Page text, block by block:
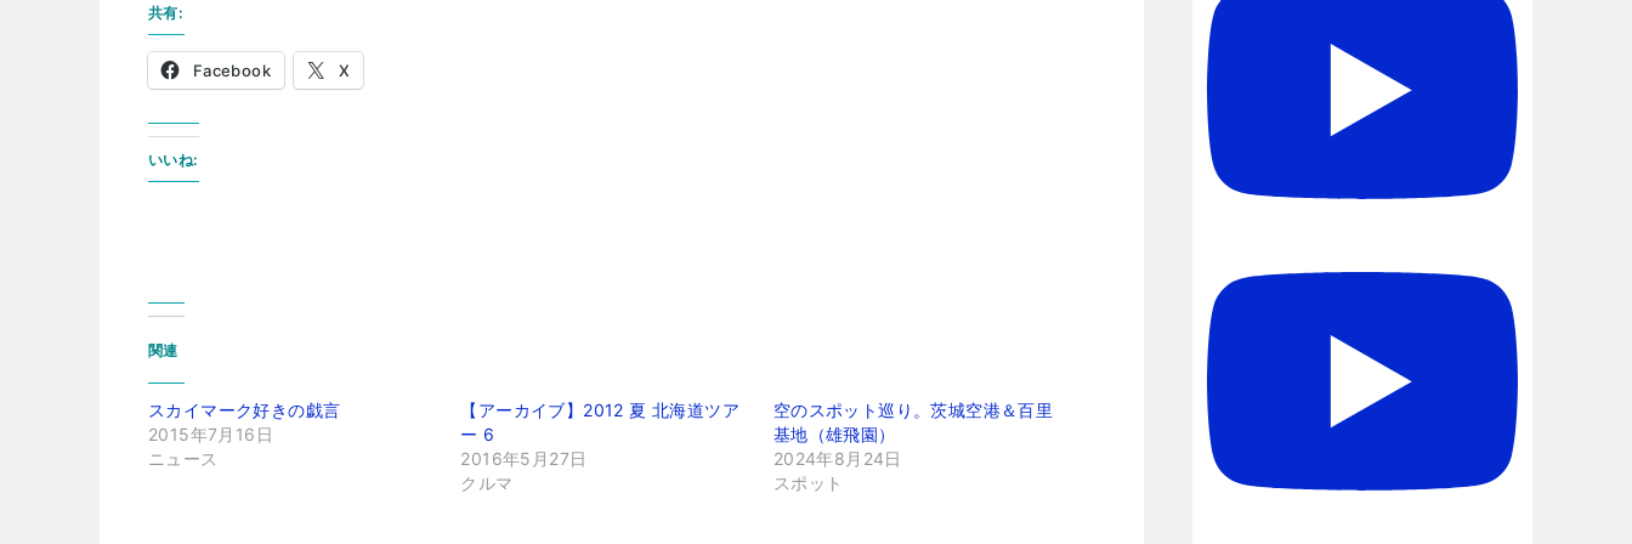
共有:
Facebook X
いいね:
関連
スカイマーク好きの戯言
2015年7月16日
ニュース
【アーカイブ】2012 夏 北海道ツア
ー 6
2016年5月27日
クルマ
空のスポット巡り。茨城空港＆百里
基地（雄飛園）
2024年8月24日
スポット